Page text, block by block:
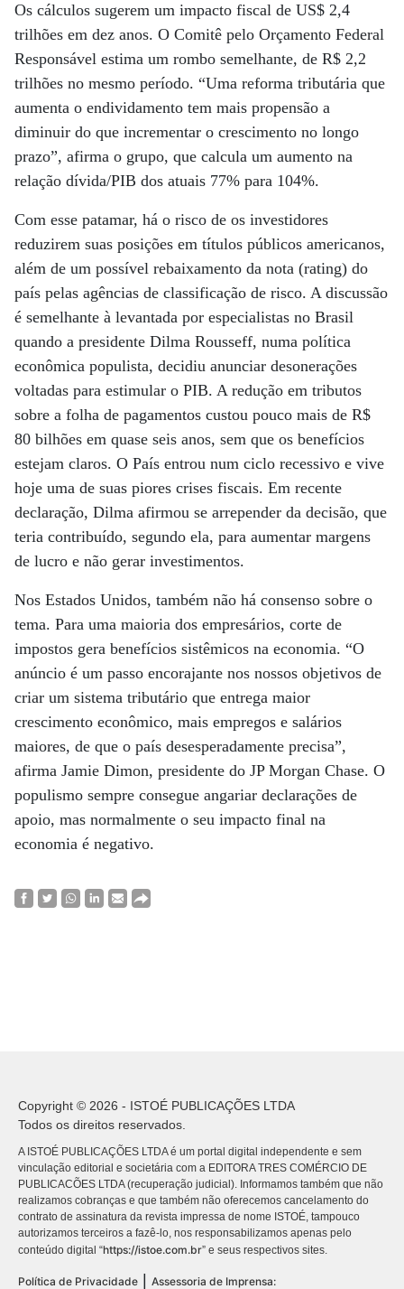
Os cálculos sugerem um impacto fiscal de US$ 2,4
trilhões em dez anos. O Comitê pelo Orçamento Federal
Responsável estima um rombo semelhante, de R$ 2,2
trilhões no mesmo período. “Uma reforma tributária que
aumenta o endividamento tem mais propensão a
diminuir do que incrementar o crescimento no longo
prazo”, afirma o grupo, que calcula um aumento na
relação dívida/PIB dos atuais 77% para 104%.
Com esse patamar, há o risco de os investidores
reduzirem suas posições em títulos públicos americanos,
além de um possível rebaixamento da nota (rating) do
país pelas agências de classificação de risco. A discussão
é semelhante à levantada por especialistas no Brasil
quando a presidente Dilma Rousseff, numa política
econômica populista, decidiu anunciar desonerações
voltadas para estimular o PIB. A redução em tributos
sobre a folha de pagamentos custou pouco mais de R$
80 bilhões em quase seis anos, sem que os benefícios
estejam claros. O País entrou num ciclo recessivo e vive
hoje uma de suas piores crises fiscais. Em recente
declaração, Dilma afirmou se arrepender da decisão, que
teria contribuído, segundo ela, para aumentar margens
de lucro e não gerar investimentos.
Nos Estados Unidos, também não há consenso sobre o
tema. Para uma maioria dos empresários, corte de
impostos gera benefícios sistêmicos na economia. “O
anúncio é um passo encorajante nos nossos objetivos de
criar um sistema tributário que entrega maior
crescimento econômico, mais empregos e salários
maiores, de que o país desesperadamente precisa”,
afirma Jamie Dimon, presidente do JP Morgan Chase. O
populismo sempre consegue angariar declarações de
apoio, mas normalmente o seu impacto final na
economia é negativo.
Copyright © 2026 - ISTOÉ PUBLICAÇÕES LTDA
Todos os direitos reservados.
A ISTOÉ PUBLICAÇÕES LTDA é um portal digital independente e sem
vinculação editorial e societária com a EDITORA TRES COMÉRCIO DE
PUBLICACÕES LTDA (recuperação judicial). Informamos também que não
realizamos cobranças e que também não oferecemos cancelamento do
contrato de assinatura da revista impressa de nome ISTOÉ, tampouco
autorizamos terceiros a fazê-lo, nos responsabilizamos apenas pelo
conteúdo digital “https://istoe.com.br” e seus respectivos sites.
Política de Privacidade Assessoria de Imprensa: